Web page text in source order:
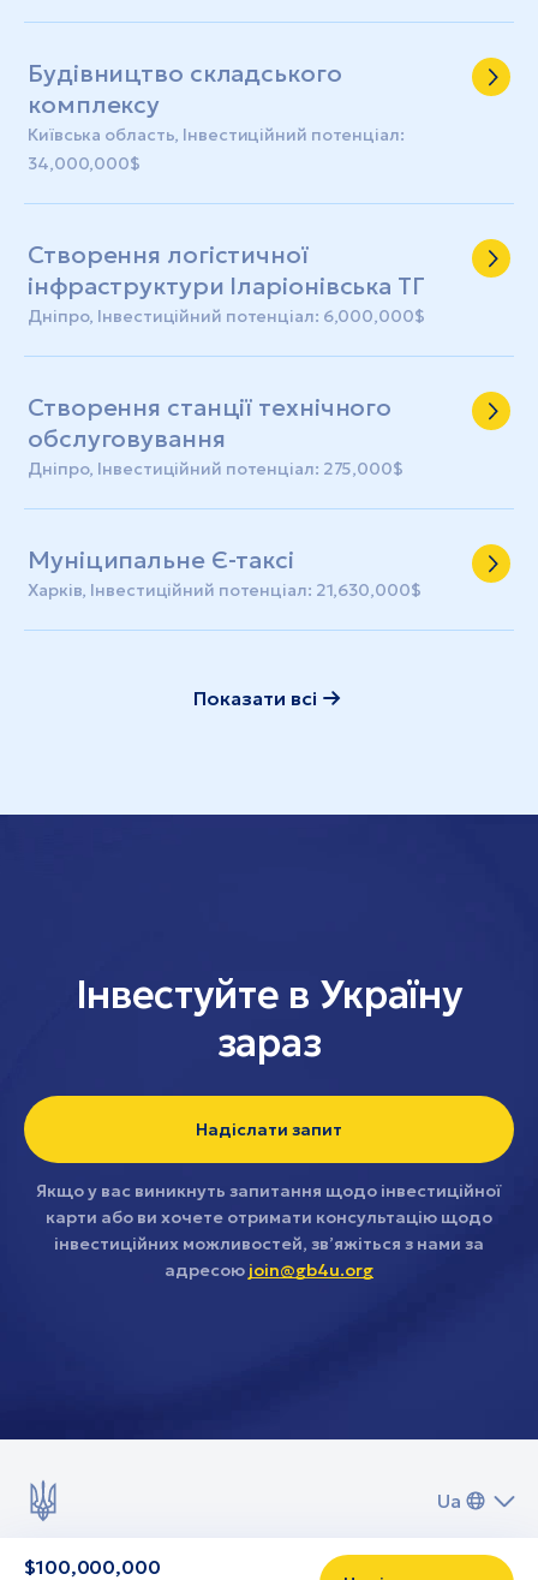
Будівництво складського
комплексу
Київська область, Інвестиційний потенціал:
34,000,000$
Створення логістичної
інфраструктури Іларіонівська ТГ
Дніпро, Інвестиційний потенціал: 6,000,000$
Створення станції технічного
обслуговування
Дніпро, Інвестиційний потенціал: 275,000$
Муніципальне Є-таксі
Харків, Інвестиційний потенціал: 21,630,000$
Показати всі
Інвестуйте в Україну
зараз
Надіслати запит
Якщо у вас виникнуть запитання щодо інвестиційної
карти або ви хочете отримати консультацію щодо
інвестиційних можливостей, зв’яжіться з нами за
адресою join@gb4u.org
$100,000,000
Ua